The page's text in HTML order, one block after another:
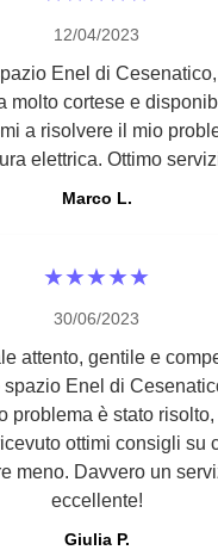
12/04/2023
Enel di
molto cortese e
a risolvere il mio
elettrica. Ottimo
Marco L.
★★★★★
30/06/2023
attento, gentile e
spazio Enel di
problema è stato risolto,
ottimi consigli su
meno. Davvero un
eccellente!
Giulia P.